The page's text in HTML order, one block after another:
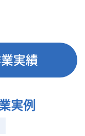
実績
実例